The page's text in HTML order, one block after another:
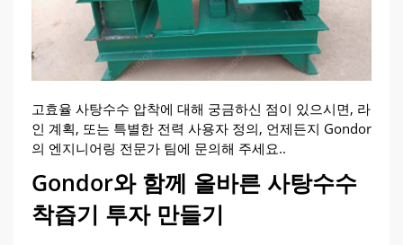
고효율 사탕수수 압착에 대해 궁금하신 점이 있으시면, 라
인 계획, 또는 특별한 전력 사용자 정의, 언제든지 Gondor
의 엔지니어링 전문가 팀에 문의해 주세요..
Gondor와 함께 올바른 사탕수수
착즙기 투자 만들기